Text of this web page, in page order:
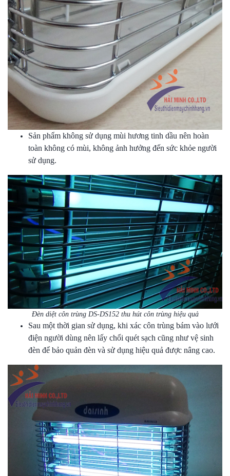
Sản phẩm không sử dụng mùi hương tinh dầu nên hoàn
toàn không có mùi, không ảnh hưởng đến sức khỏe người
sử dụng.
Đèn diệt côn trùng DS-DS152 thu hút côn trùng hiệu quả
Sau một thời gian sử dụng, khi xác côn trùng bám vào lưới
điện người dùng nên lấy chổi quét sạch cũng như vệ sinh
đèn để bảo quản đèn và sử dụng hiệu quả được nâng cao.